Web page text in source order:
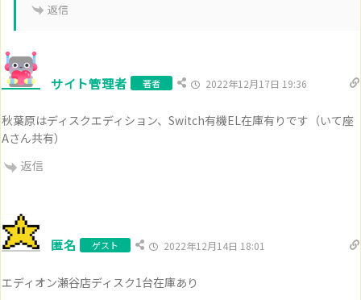
返信
サイト管理者 著者 2022年12月17日 19:36
秋葉原はディスクエディション、Switch有機EL在庫有りです（いて座
Aさん共有）
返信
匿名 ゲスト 2022年12月14日 18:01
エディオン瀬谷店ディスク1台在庫あり